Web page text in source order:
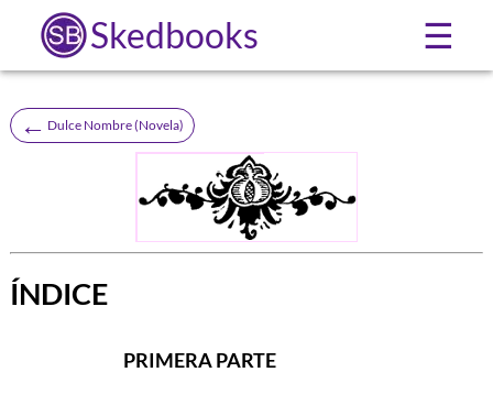
Skedbooks ☰
← Dulce Nombre (Novela)
ÍNDICE
PRIMERA PARTE